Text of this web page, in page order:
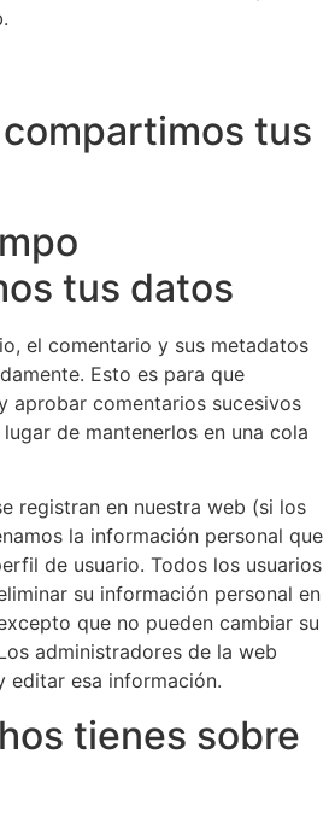
tus
tus datos
el comentario y sus metadatos
Esto es para que
aprobar comentarios sucesivos
de mantenerlos en una cola
registran en nuestra web (si los
la información personal que
de usuario. Todos los usuarios
su información personal en
que no pueden cambiar su
administradores de la web
editar esa información.
tienes sobre